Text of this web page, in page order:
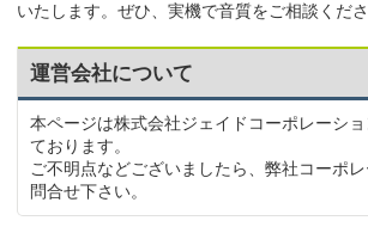
いたします。ぜひ、実機で音質をご相談くださ
運営会社について
本ページは株式会社ジェイドコーポレーシ
ております。
ご不明点などございましたら、弊社コーポ
問合せ下さい。